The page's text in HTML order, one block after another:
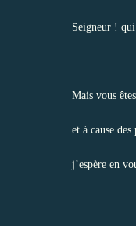
Seigneur !
Mais vous
et à cause
j’espère en